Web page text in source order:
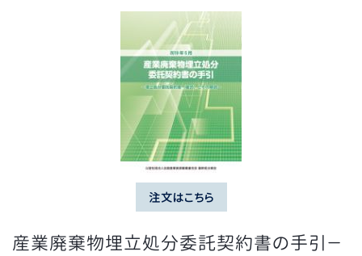
注文はこちら
産業廃棄物埋立処分委託契約書の手引－